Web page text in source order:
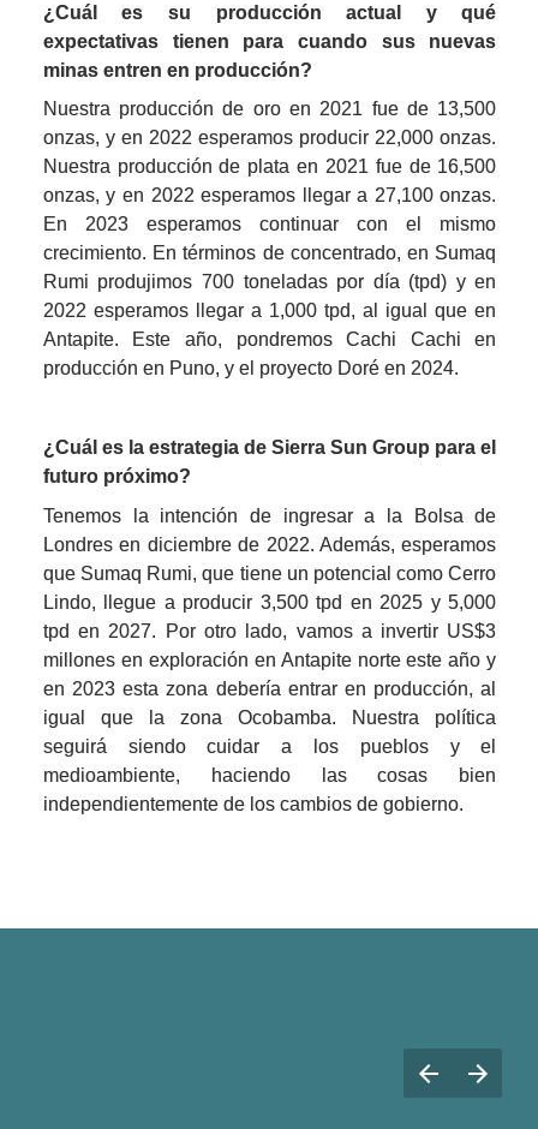
¿Cuál es su producción actual y qué
expectativas tienen para cuando sus nuevas
minas entren en producción?
Nuestra producción de oro en 2021 fue de 13,500
onzas, y en 2022 esperamos producir 22,000 onzas.
Nuestra producción de plata en 2021 fue de 16,500
onzas, y en 2022 esperamos llegar a 27,100 onzas.
En 2023 esperamos continuar con el mismo
crecimiento. En términos de concentrado, en Sumaq
Rumi produjimos 700 toneladas por día (tpd) y en
2022 esperamos llegar a 1,000 tpd, al igual que en
Antapite. Este año, pondremos Cachi Cachi en
producción en Puno, y el proyecto Doré en 2024.
¿Cuál es la estrategia de Sierra Sun Group para el
futuro próximo?
Tenemos la intención de ingresar a la Bolsa de
Londres en diciembre de 2022. Además, esperamos
que Sumaq Rumi, que tiene un potencial como Cerro
Lindo, llegue a producir 3,500 tpd en 2025 y 5,000
tpd en 2027. Por otro lado, vamos a invertir US$3
millones en exploración en Antapite norte este año y
en 2023 esta zona debería entrar en producción, al
igual que la zona Ocobamba. Nuestra política
seguirá siendo cuidar a los pueblos y el
medioambiente, haciendo las cosas bien
independientemente de los cambios de gobierno.